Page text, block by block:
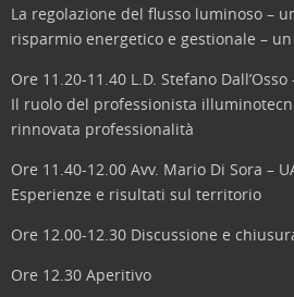
La regolazione del flusso luminoso –
risparmio energetico e gestionale –
Ore 11.20-11.40 L.D. Stefano Dall’Osso
Il ruolo del professionista
rinnovata professionalità
Ore 11.40-12.00 Avv. Mario Di Sora –
Esperienze e risultati sul territorio
Ore 12.00-12.30 Discussione e
Ore 12.30 Aperitivo